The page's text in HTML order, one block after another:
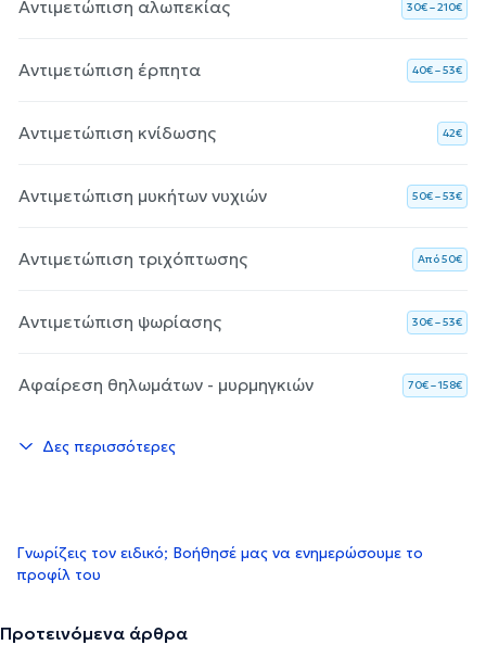
Αντιμετώπιση αλωπεκίας 30€ – 210€
Αντιμετώπιση έρπητα 40€ – 53€
Αντιμετώπιση κνίδωσης 42€
Αντιμετώπιση μυκήτων νυχιών 50€ – 53€
Αντιμετώπιση τριχόπτωσης Aπό 50€
Αντιμετώπιση ψωρίασης 30€ – 53€
Αφαίρεση θηλωμάτων - μυρμηγκιών 70€ – 158€
Δες περισσότερες
Γνωρίζεις τον ειδικό; Βοήθησέ μας να ενημερώσουμε το
προφίλ του
Προτεινόμενα άρθρα